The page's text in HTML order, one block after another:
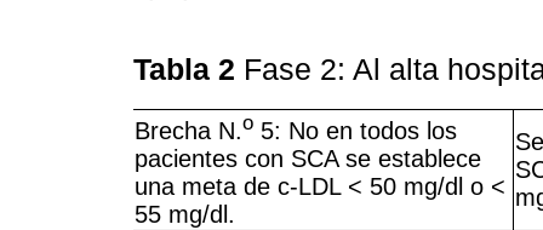
Tabla 2 Fase 2: Al alta
Brecha N.o 5: No en todos los
pacientes con SCA se establece
una meta de c-LDL < 50 mg/dl o <
55 mg/dl.